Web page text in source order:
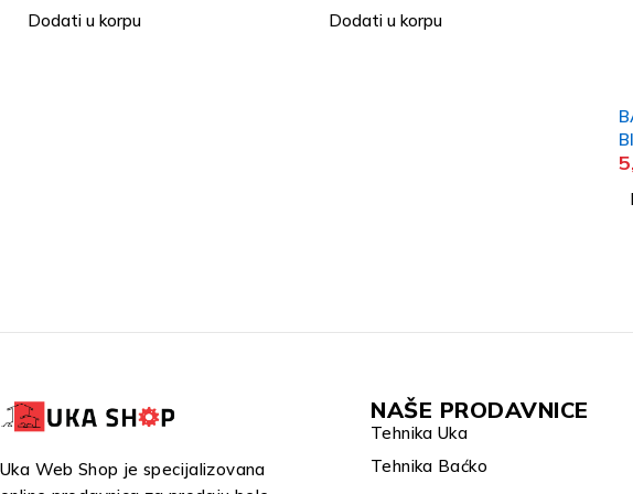
Dodati u korpu
Uka Web Shop je specijalizovana
NAŠE PRODAVNICE
Tehnika Uka
Tehnika Baćko